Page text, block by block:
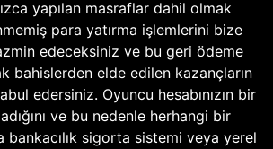
yapılan masraflar dahil olmak
para yatırma işlemlerini bize
edeceksiniz ve bu geri ödeme
bahislerden elde edilen kazançların
edersiniz. Oyuncu hesabınızın bir
ve bu nedenle herhangi bir
bankacılık sigorta sistemi veya yerel